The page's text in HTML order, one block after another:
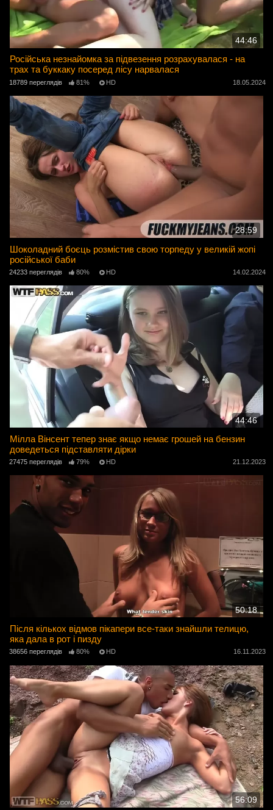
44:46
Російська незнайомка за підвезення розрахувалася - на
трах та буккаку посеред лісу нарвалася
18789 переглядів 81% HD 18.05.2024
28:59
Шоколадний боєць розмістив свою торпеду у великій жопі
російської баби
24233 переглядів 80% HD 14.02.2024
44:46
Мілла Вінсент тепер знає якщо немає грошей на бензин
доведеться підставляти дірки
27475 переглядів 79% HD 21.12.2023
50:18
Після кількох відмов пікапери все-таки знайшли телицю,
яка дала в рот і пизду
38656 переглядів 80% HD 16.11.2023
56:09